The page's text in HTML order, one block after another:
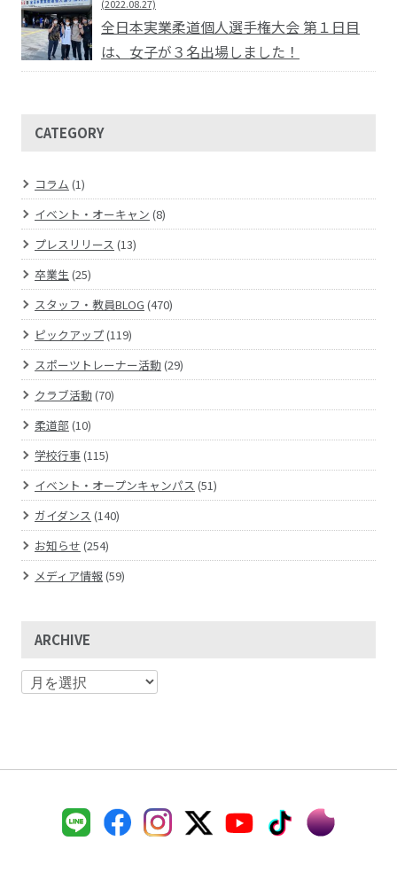
(2022.08.27)
全日本実業柔道個人選手権大会 第１日目
は、女子が３名出場しました！
CATEGORY
コラム (1)
イベント・オーキャン (8)
プレスリリース (13)
卒業生 (25)
スタッフ・教員BLOG (470)
ピックアップ(119)
スポーツトレーナー活動(29)
クラブ活動(70)
柔道部 (10)
学校行事(115)
イベント・オープンキャンパス (51)
ガイダンス (140)
お知らせ (254)
メディア情報(59)
ARCHIVE